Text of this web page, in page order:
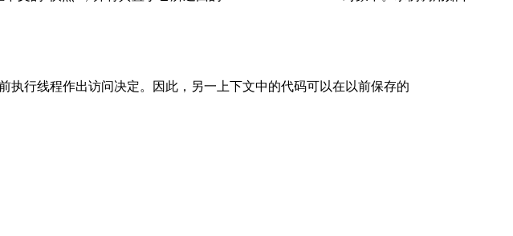
执行线程作出访问决定。因此，另一上下文中的代码可以在以前保存的